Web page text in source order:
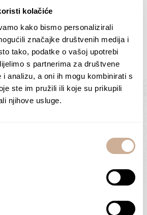
kolačiće
kako bismo personalizirali
značajke društvenih medija i
tako, podatke o vašoj upotrebi
s partnerima za društvene
i analizu, a oni ih mogu kombinirati s
ste im pružili ili koje su prikupili
njihove usluge.
2
€Raspon
cijena:
od
75,00 €
138,00 €
Antarktika – krajolik
2
75,00€ – 138,00€Raspon
cijena:
od
ODABERI OPCIJE
Moreškanti – sjena
€Raspon
od
ODABERI OPCIJE